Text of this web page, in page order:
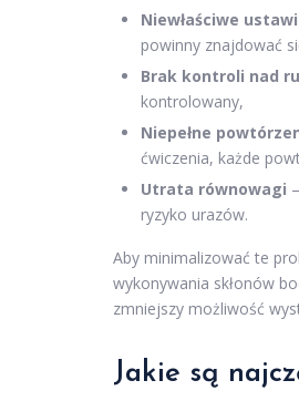
Niewłaściwe
powinny znajdować
Brak kontroli nad
kontrolowany,
Niepełne
ćwiczenia, każde
Utrata równowagi
ryzyko urazów.
Aby minimalizować te
wykonywania skłonów
zmniejszy możliwość
Jakie są